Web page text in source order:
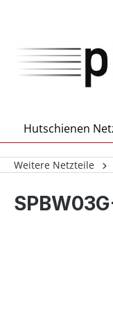
Hutschienen
Weitere Netzteile